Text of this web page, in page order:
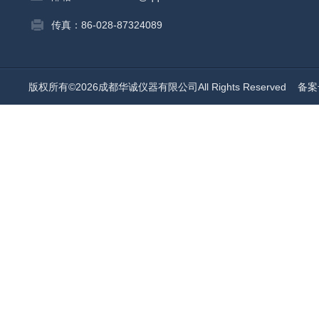
传真：86-028-87324089
版权所有©2026成都华诚仪器有限公司All Rights Reserved 备